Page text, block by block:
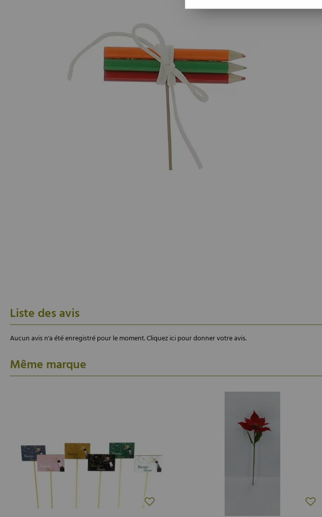
Liste des avis
Aucun avis n'a été enregistré pour le moment.Cliquez ici pour donner votre avis.
Même marque